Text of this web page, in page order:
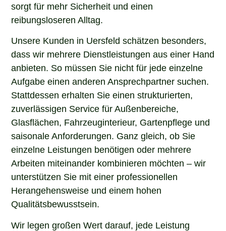
sorgt für mehr Sicherheit und einen
reibungsloseren Alltag.
Unsere Kunden in Uersfeld schätzen besonders,
dass wir mehrere Dienstleistungen aus einer Hand
anbieten. So müssen Sie nicht für jede einzelne
Aufgabe einen anderen Ansprechpartner suchen.
Stattdessen erhalten Sie einen strukturierten,
zuverlässigen Service für Außenbereiche,
Glasflächen, Fahrzeuginterieur, Gartenpflege und
saisonale Anforderungen. Ganz gleich, ob Sie
einzelne Leistungen benötigen oder mehrere
Arbeiten miteinander kombinieren möchten – wir
unterstützen Sie mit einer professionellen
Herangehensweise und einem hohen
Qualitätsbewusstsein.
Wir legen großen Wert darauf, jede Leistung